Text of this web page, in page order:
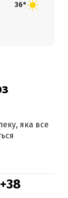
36°
яка все